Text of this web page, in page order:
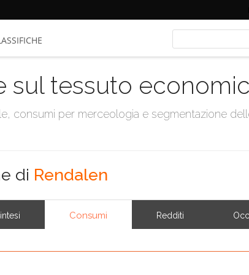
sul tessuto
consumi per merceologia e segmentazione
di Rendalen
Consumi Redditi